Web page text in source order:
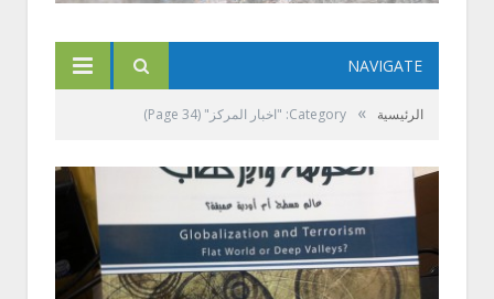
NAVIGATE
الرئيسية » Category: "اخبار المركز" (Page 34)